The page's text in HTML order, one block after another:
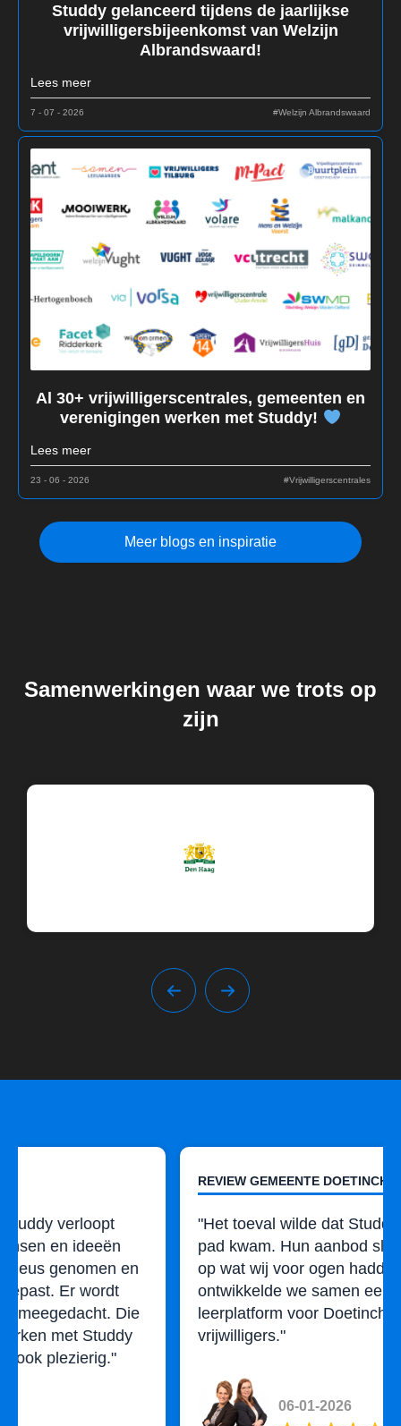
Studdy gelanceerd tijdens de jaarlijkse
vrijwilligersbijeenkomst van Welzijn
Albrandswaard!
Lees meer
7 - 07 - 2026 #Welzijn Albrandswaard
Al 30+ vrijwilligerscentrales, gemeenten en
verenigingen werken met Studdy!
Lees meer
23 - 06 - 2026 #Vrijwilligerscentrales
Meer blogs en inspiratie
Samenwerkingen waar we trots op
zijn
REVIEW GEMEENTE DOETINCHEM
"Het toeval wilde dat Studdy toen op ons
pad kwam. Hun aanbod sloot naadloos aan
op wat wij voor ogen hadden! Daarom
ontwikkelde we samen een eigen online
leerplatform voor Doetinchemse
vrijwilligers."